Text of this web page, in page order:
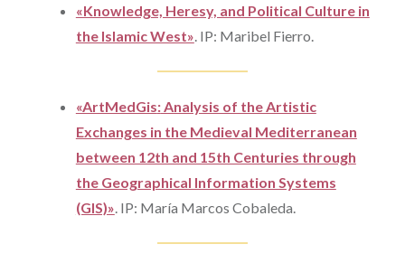
«Knowledge, Heresy, and Political Culture in
the Islamic West» . IP: Maribel Fierro.
«ArtMedGis:Analysis of the Artistic
Exchanges in the Medieval Mediterranean
between 12th and 15th Centuries through
the Geographical Information Systems
(GIS)» . IP: María Marcos Cobaleda.